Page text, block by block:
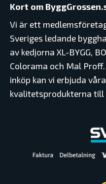
Kort om
Vi är ett
Sveriges ledande
av kedjorna XL-BYGG,
Colorama och Mal
inköp kan vi erbjuda
kvalitetsprodukterna till